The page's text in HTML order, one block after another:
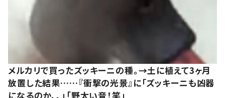
メルカリで買ったズッキーニの種。→土に植えて3ヶ月
放置した結果……『衝撃の光景』に「ズッキーニも凶器
になるのか、、」「野太い音！笑」